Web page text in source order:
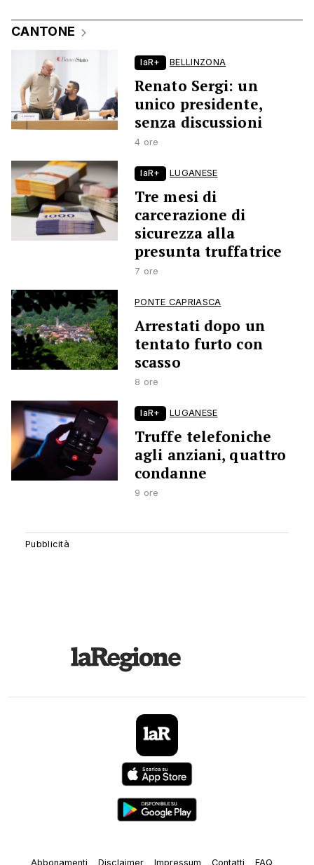
CANTONE
laR+ BELLINZONA
Renato Sergi: un
unico presidente,
senza discussioni
4 ore
laR+ LUGANESE
Tre mesi di
carcerazione di
sicurezza alla
presunta truffatrice
7 ore
PONTE CAPRIASCA
Arrestati dopo un
tentato furto con
scasso
8 ore
laR+ LUGANESE
Truffe telefoniche
agli anziani, quattro
condanne
9 ore
Abbonamenti Disclaimer Impressum Contatti FAQ